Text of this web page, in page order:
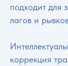
подходит для
лагов и
коррекция